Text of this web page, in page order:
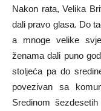
Nakon rata, Velika
dali pravo glasa. Do
a mnoge velike
ženama dali puno
stoljeća pa do
povezivan sa
Sredinom